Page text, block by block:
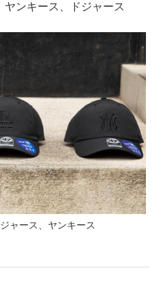
ヤンキース、ドジャース
ャース、ヤンキース